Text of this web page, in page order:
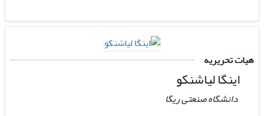
هیات تحریریه
اینگا لیاشنکو
دانشگاه صنعتی ریگا